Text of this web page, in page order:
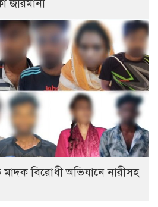
জরিমানা
মাদক বিরোধী অভিযানে নারীসহ